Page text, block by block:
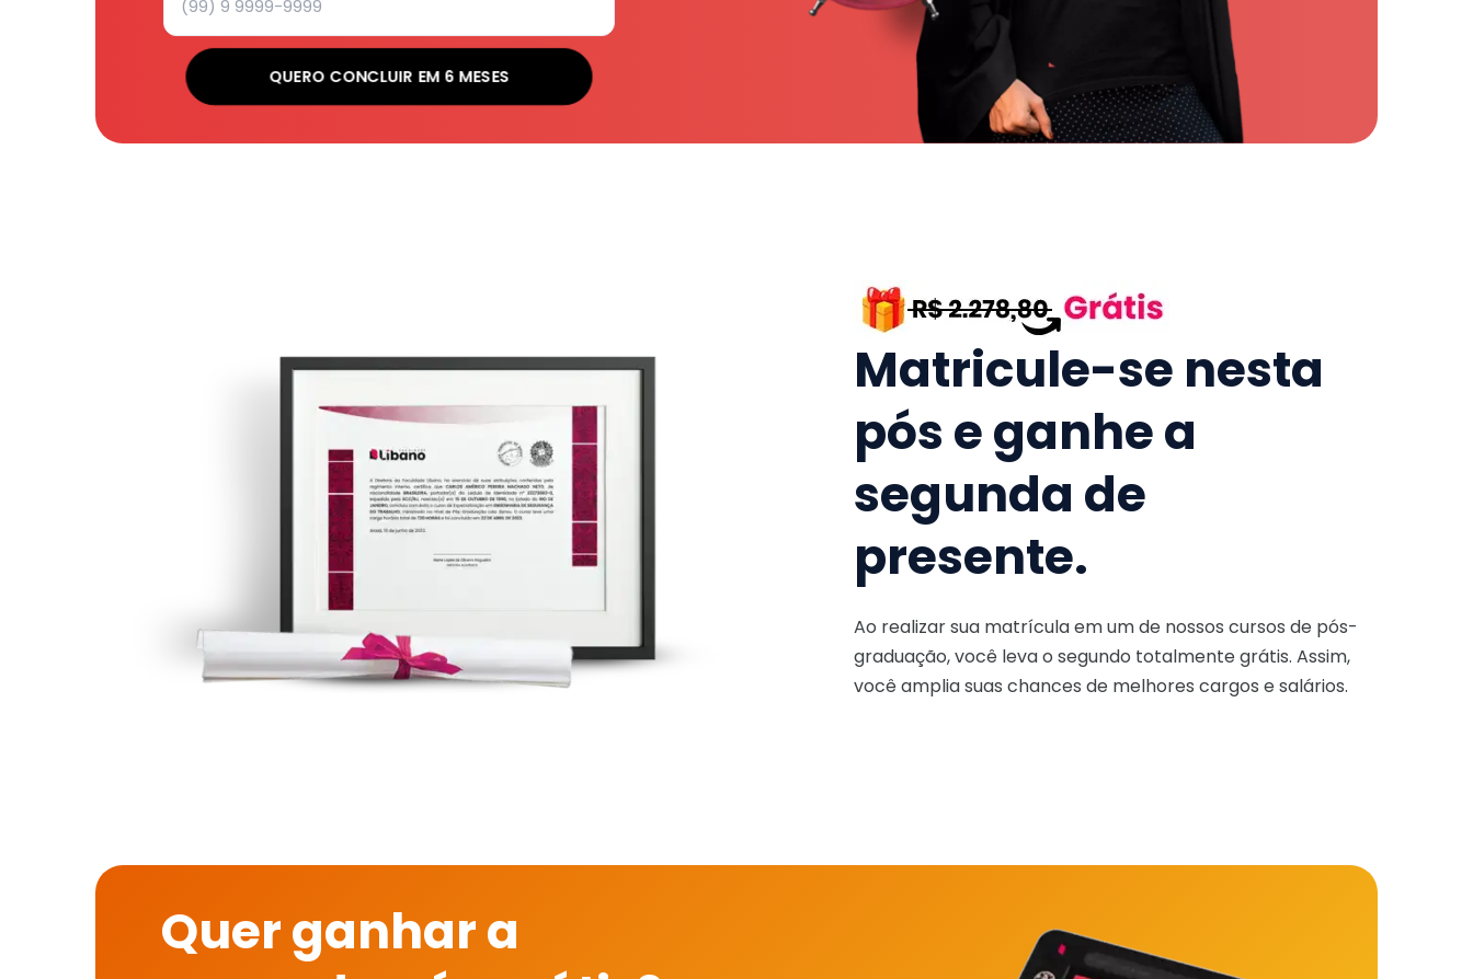
QUERO CONCLUIR EM 6 MESES
Matricule-se nesta
pós e ganhe a
segunda de
presente.
Ao realizar sua matrícula em um de nossos cursos de pós-
graduação, você leva o segundo totalmente grátis. Assim,
você amplia suas chances de melhores cargos e salários.
Quer ganhar a